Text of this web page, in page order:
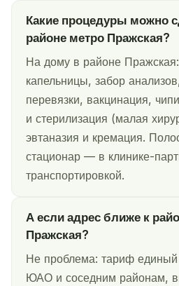
Какие процедуры можно
районе метро Пражская?
На дому в районе
капельницы, забор
перевязки, вакцинация,
и стерилизация (малая
эвтаназия и кремация.
стационар — в клинике-
транспортировкой.
А если адрес ближе к
Пражская?
Не проблема: тариф единый
ЮАО и соседним районам,